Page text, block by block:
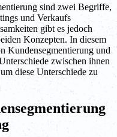
sind zwei Begriffe,
und Verkaufs
gibt es jedoch
Konzepten. In diesem
Kundensegmentierung und
zwischen ihnen
diese Unterschiede zu